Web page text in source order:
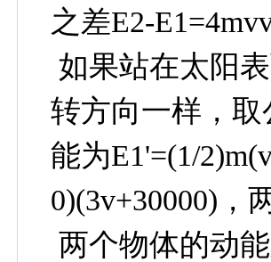
之差E2-E1=4mvv
如果站在太阳
转方向一样，取
能为E1'=(1/
0)(3v+30000)，
两个物体的动